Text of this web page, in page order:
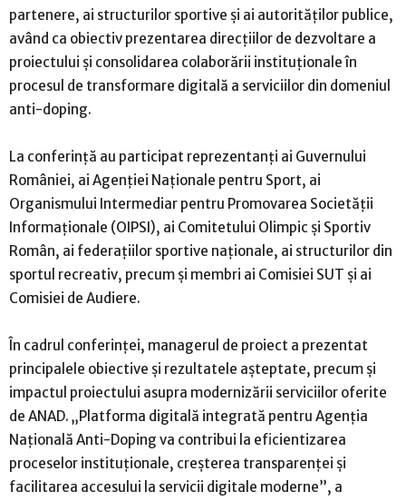
partenere, ai structurilor sportive și ai autorităților publice,
având ca obiectiv prezentarea direcțiilor de dezvoltare a
proiectului și consolidarea colaborării instituționale în
procesul de transformare digitală a serviciilor din domeniul
anti-doping.
La conferință au participat reprezentanți ai Guvernului
României, ai Agenției Naționale pentru Sport, ai
Organismului Intermediar pentru Promovarea Societății
Informaționale (OIPSI), ai Comitetului Olimpic și Sportiv
Român, ai federațiilor sportive naționale, ai structurilor din
sportul recreativ, precum și membri ai Comisiei SUT și ai
Comisiei de Audiere.
În cadrul conferinței, managerul de proiect a prezentat
principalele obiective și rezultatele așteptate, precum și
impactul proiectului asupra modernizării serviciilor oferite
de ANAD. „Platforma digitală integrată pentru Agenția
Națională Anti-Doping va contribui la eficientizarea
proceselor instituționale, creșterea transparenței și
facilitarea accesului la servicii digitale moderne”, a